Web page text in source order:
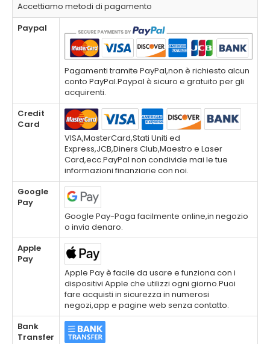
Accettiamo metodi di pagamento
Paypal
Pagamenti tramite PayPal,non è richiesto alcun
conto PayPal.Paypal è sicuro e gratuito per gli
acquirenti.
Credit
Card
VISA,MasterCard,Stati Uniti ed
Express,JCB,Diners Club,Maestro e Laser
Card,ecc.PayPal non condivide mai le tue
informazioni finanziarie con noi.
Google
Pay
Google Pay-Paga facilmente online,in negozio
o invia denaro.
Apple
Pay
Apple Pay è facile da usare e funziona con i
dispositivi Apple che utilizzi ogni giorno.Puoi
fare acquisti in sicurezza in numerosi
negozi,app e pagine web senza contatto.
Bank
Transfer